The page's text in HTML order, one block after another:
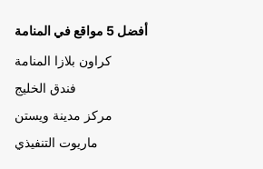
أفضل 5 مواقع في المنامة
كراون بلازا المنامة
فندق الخليج
مركز مدينة ويستن
ماريوت التنفيذي